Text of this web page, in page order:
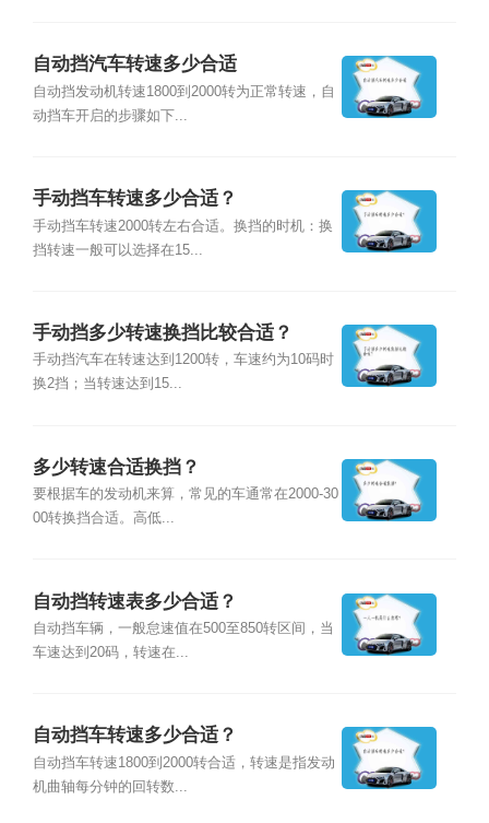
自动挡汽车转速多少合适
自动挡发动机转速1800到2000转为正常转速，自
动挡车开启的步骤如下...
手动挡车转速多少合适？
手动挡车转速2000转左右合适。换挡的时机：换
挡转速一般可以选择在15...
手动挡多少转速换挡比较合适？
手动挡汽车在转速达到1200转，车速约为10码时
换2挡；当转速达到15...
多少转速合适换挡？
要根据车的发动机来算，常见的车通常在2000-30
00转换挡合适。高低...
自动挡转速表多少合适？
自动挡车辆，一般怠速值在500至850转区间，当
车速达到20码，转速在...
自动挡车转速多少合适？
自动挡车转速1800到2000转合适，转速是指发动
机曲轴每分钟的回转数...